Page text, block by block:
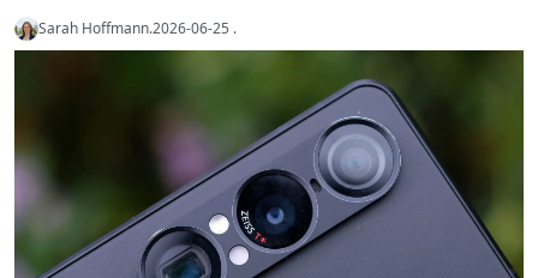
Sarah Hoffmann.2026-06-25 .